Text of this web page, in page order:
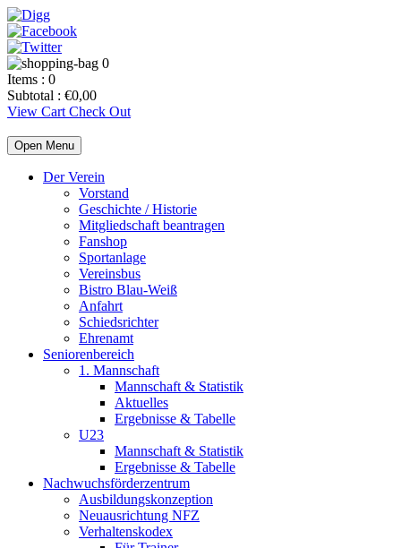
0
Items : 0
Subtotal : €0,00
View Cart Check Out
Open Menu
Der Verein
Vorstand
Geschichte / Historie
Mitgliedschaft beantragen
Fanshop
Sportanlage
Vereinsbus
Bistro Blau-Weiß
Anfahrt
Schiedsrichter
Ehrenamt
Seniorenbereich
1. Mannschaft
Mannschaft & Statistik
Aktuelles
Ergebnisse & Tabelle
U23
Mannschaft & Statistik
Ergebnisse & Tabelle
Nachwuchsförderzentrum
Ausbildungskonzeption
Neuausrichtung NFZ
Verhaltenskodex